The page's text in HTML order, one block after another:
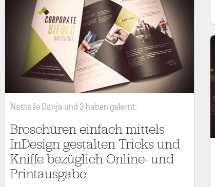
Nathalie Danja und 3 haben gelernt:
Broschüren einfach mittels
InDesign gestalten Tricks und
Kniffe bezüglich Online- und
Printausgabe